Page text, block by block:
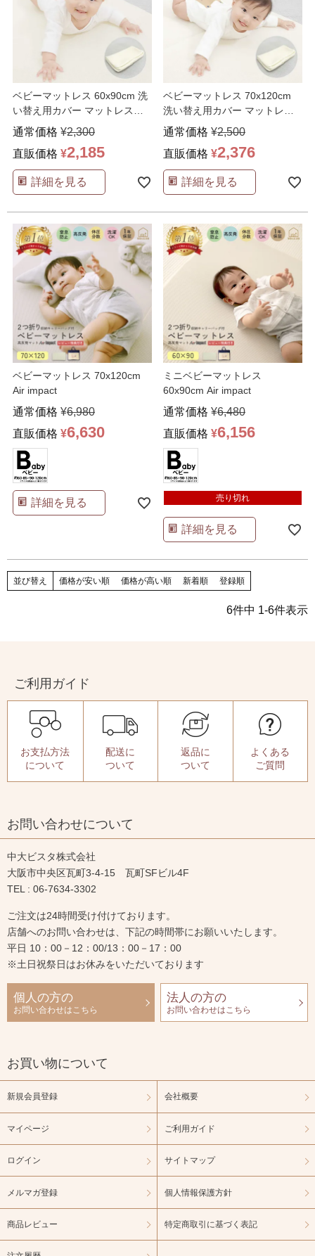
ベビーマットレス 60x90cm 洗
い替え用カバー マットレスカ
バー 専用 カバ…
通常価格 ¥2,300
直販価格 ¥2,185
詳細を見る
ベビーマットレス 70x120cm
洗い替え用カバー マットレス
カバー 専用 カ…
通常価格 ¥2,500
直販価格 ¥2,376
詳細を見る
ベビーマットレス 70x120cm
Air impact
通常価格 ¥6,980
直販価格 ¥6,630
詳細を見る
ミニベビーマットレス
60x90cm Air impact
通常価格 ¥6,480
直販価格 ¥6,156
売り切れ
詳細を見る
並び替え 価格が安い順 価格が高い順 新着順 登録順
6件中 1-6件表示
ご利用ガイド
お支払方法
について
配送に
ついて
返品に
ついて
よくある
ご質問
お問い合わせについて
中大ビスタ株式会社
大阪市中央区瓦町3-4-15 瓦町SFビル4F
TEL : 06-7634-3302
ご注文は24時間受け付けております。
店舗へのお問い合わせは、下記の時間帯にお願いいたします。
平日 10：00－12：00/13：00－17：00
※土日祝祭日はお休みをいただいております
個人の方の
お問い合わせはこちら
法人の方の
お問い合わせはこちら
お買い物について
新規会員登録
マイページ
ログイン
メルマガ登録
商品レビュー
会社概要
ご利用ガイド
サイトマップ
個人情報保護方針
特定商取引に基づく表記